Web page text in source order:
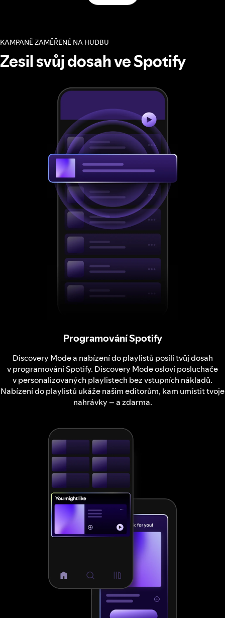
KAMPANĚ ZAMĚŘENÉ NA HUDBU
Zesil svůj dosah ve Spotify
Programování Spotify
Discovery Mode a nabízení do playlistů posílí tvůj dosah
v programování Spotify. Discovery Mode osloví posluchače
v personalizovaných playlistech bez vstupních nákladů.
Nabízení do playlistů ukáže našim editorům, kam umístit tvoje
nahrávky – a zdarma.